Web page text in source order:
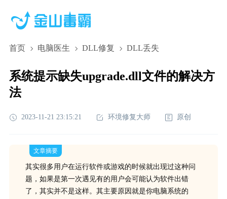
首页 电脑医生 DLL修复 DLL丢失
系统提示缺失upgrade.dll文件的解决方
法
2023-11-21 23:15:21 环境修复大师 原创
文章摘要
其实很多用户在运行软件或游戏的时候就出现过这种问
题，如果是第一次遇见有的用户会可能认为软件出错
了，其实并不是这样。其主要原因就是你电脑系统的